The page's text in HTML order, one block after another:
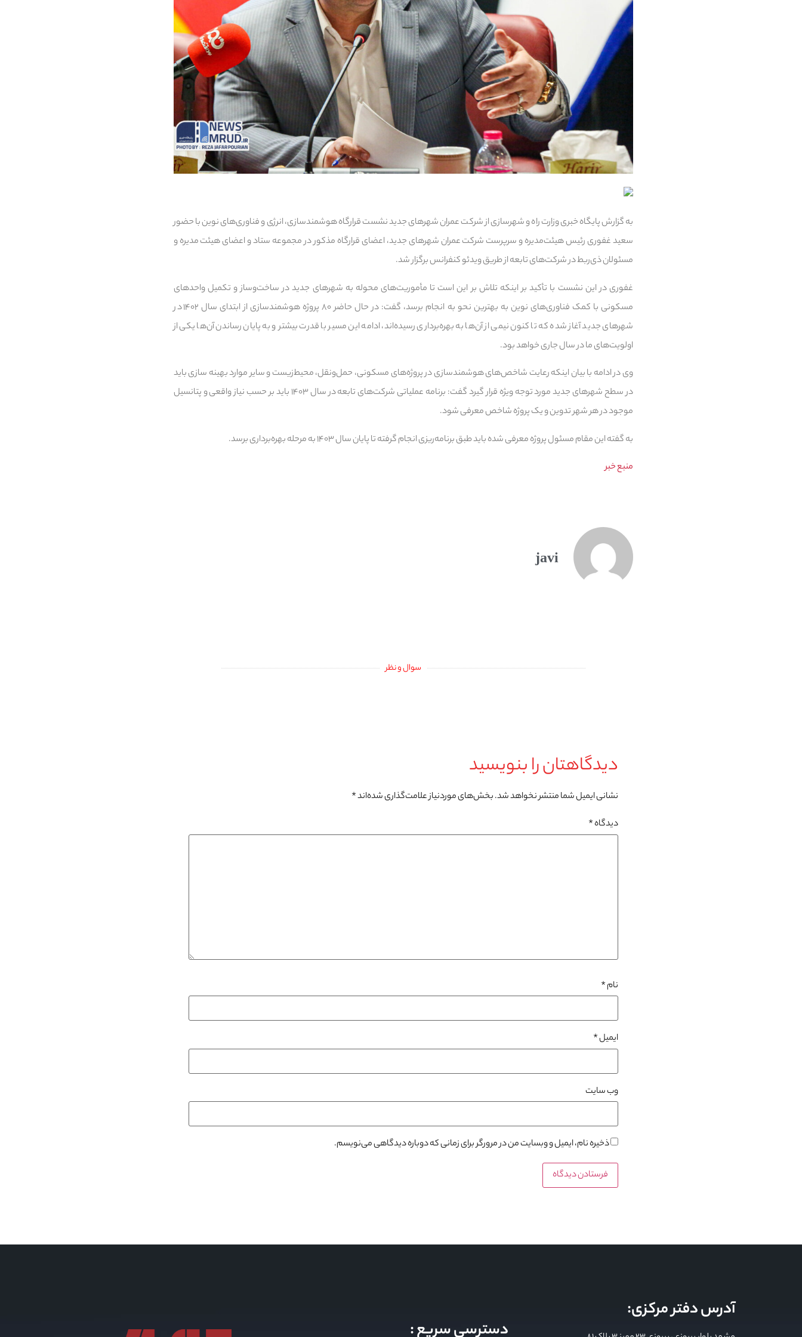
به گزارش پایگاه خبری وزارت راه و شهرسازی از شرکت عمران شهرهای جدید نشست قرارگاه هوشمندسازی، انرژی و فناوری‌های نوین با حضور
سعید غفوری رئیس هیئت‌مدیره و سرپرست شرکت عمران شهرهای جدید، اعضای قرارگاه مذکور در مجموعه ستاد و اعضای هیئت مدیره و
مسئولان ذی‌ربط در شرکت‌های تابعه از طریق ویدئو کنفرانس برگزار شد.
غفوری در این نشست با تأکید بر اینکه تلاش بر این است تا مأموریت‌های محوله به شهرهای جدید در ساخت‌وساز و تکمیل واحدهای
مسکونی با کمک فناوری‌های نوین به بهترین نحو به انجام برسد، گفت: در حال حاضر ۸۰ پروژه هوشمندسازی از ابتدای سال ۱۴۰۲ در
شهرهای جدید آغاز شده که تا کنون نیمی از آن‌ها به بهره‌برداری رسیده‌اند، ادامه این مسیر با قدرت بیشتر و به پایان رساندن آن‌ها یکی از
اولویت‌های ما در سال جاری خواهد بود.
وی در ادامه با بیان اینکه رعایت شاخص‌های هوشمندسازی در پروژه‌های مسکونی، حمل‌ونقل، محیط‌زیست و سایر موارد بهینه سازی باید
در سطح شهرهای جدید مورد توجه ویژه قرار گیرد گفت: برنامه عملیاتی شرکت‌های تابعه در سال ۱۴۰۳ باید بر حسب نیاز واقعی و پتانسیل
موجود در هر شهر تدوین و یک پروژه شاخص معرفی شود.
به گفته این مقام مسئول پروژه معرفی شده باید طبق برنامه‌ریزی انجام گرفته تا پایان سال ۱۴۰۳ به مرحله بهره‌برداری برسد.
منبع خبر
javi
سوال و نظر
دیدگاهتان را بنویسید
نشانی ایمیل شما منتشر نخواهد شد.بخش‌های موردنیاز علامت‌گذاری شده‌اند*
دیدگاه*
نام*
ایمیل*
وب‌ سایت
ذخیره نام، ایمیل و وبسایت من در مرورگر برای زمانی که دوباره دیدگاهی می‌نویسم.
آدرس دفتر مرکزی:
دسترسی سریع :